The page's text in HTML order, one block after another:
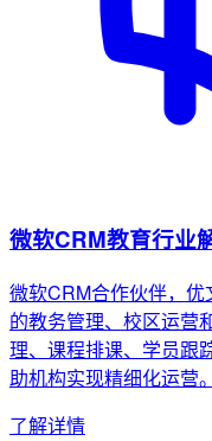
微软CRM教育行业
微软CRM合作伙伴，
的教务管理、校区运营
理、课程排课、学员跟
助机构实现精细化运营。
了解详情